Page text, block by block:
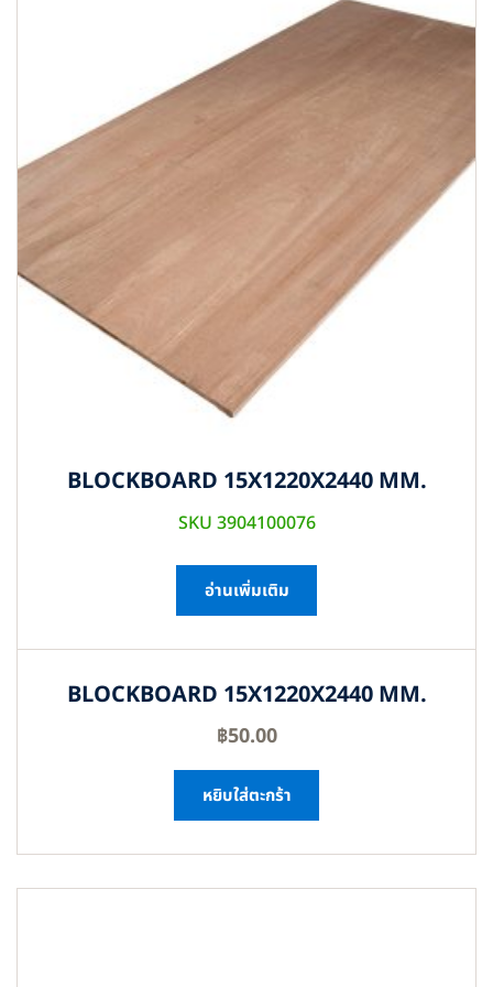
BLOCKBOARD 15X1220X2440 MM.
SKU 3904100076
อ่านเพิ่มเติม
BLOCKBOARD 15X1220X2440 MM.
฿50.00
หยิบใส่ตะกร้า